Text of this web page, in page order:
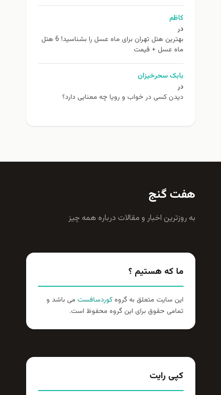
کاظم
در
بهترین هتل تهران برای ماه عسل را بشناسید! 6 هتل
ماه عسل + قیمت
بابک سحرخیزان
در
دیدن کسی در خواب و رویا چه معنایی دارد؟
هفت گنج
به روزترين اخبار و مقالات درباره همه چيز
ما که هستیم ؟
این سایت متعلق به گروهکوردسافست می باشد و
تمامی حقوق برای این گروه محفوظ است.
کپی رایت